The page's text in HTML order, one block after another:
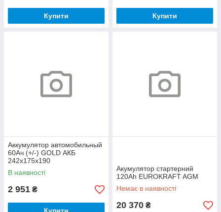
Купити Купити
Аккумулятор автомобильный
60Ач (+/-) GOLD АКБ
242x175x190
В наявності
2 951 ₴
Акумулятор стартерний
120Ah EUROKRAFT AGM
Немає в наявності
20 370 ₴